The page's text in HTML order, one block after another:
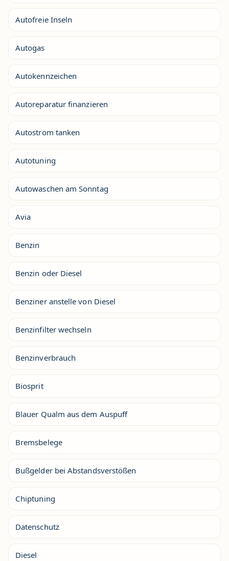
Autofreie Inseln
Autogas
Autokennzeichen
Autoreparatur finanzieren
Autostrom tanken
Autotuning
Autowaschen am Sonntag
Avia
Benzin
Benzin oder Diesel
Benziner anstelle von Diesel
Benzinfilter wechseln
Benzinverbrauch
Biosprit
Blauer Qualm aus dem Auspuff
Bremsbelege
Bußgelder bei Abstandsverstößen
Chiptuning
Datenschutz
Diesel